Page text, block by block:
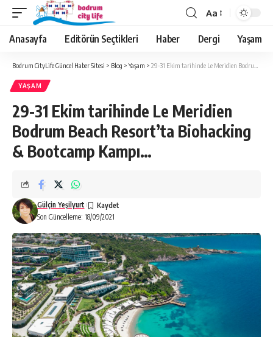
Aa
Anasayfa Editörün Seçtikleri Haber Dergi Yaşam
Bodrum CityLife Güncel Haber Sitesi > Blog >Yaşam > 29-31 Ekim tarihinde Le Meridien Bodrum Beach Resort’ta Biohacking & Bootcamp Kampı…
YAŞAM
29-31 Ekim tarihinde Le Meridien
Bodrum Beach Resort’ta Biohacking
& Bootcamp Kampı…
Son Güncelleme: 18/09/2021
Gülçin Yeşilyurt